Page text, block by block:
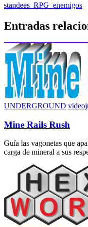
Navegación
de
entradas
standees_RPG_enemigos
Entradas
UNDERGROUND
Mine Rails Rush
Guía las vagonetas que
carga de mineral a sus